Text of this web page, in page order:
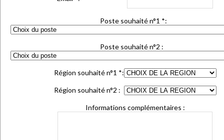
Poste souhaité n°1 *:
Poste souhaité n°2 :
Région souhaité n°1 *:
Région souhaité n°2 :
Informations complémentaires :